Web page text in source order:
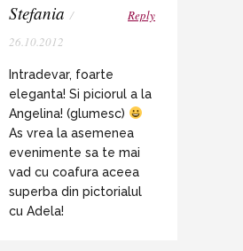
Stefania /
26.10.2012
Reply
Intradevar, foarte
eleganta! Si piciorul a la
Angelina! (glumesc)
As vrea la asemenea
evenimente sa te mai
vad cu coafura aceea
superba din pictorialul
cu Adela!